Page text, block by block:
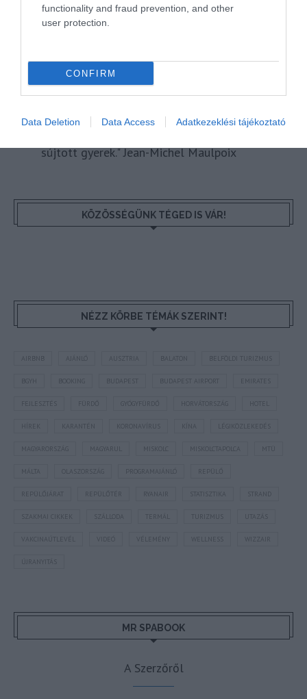
functionality and fraud prevention, and other
user protection.
CONFIRM
Data Deletion Data Access Adatkezeklési tájékoztató
sújtott gyerek." Jean-Michel Maulpoix
KÖZÖSSÉGÜNK TÉGED IS VÁR!
NÉZZ KÖRBE TÉMÁK SZERINT!
AUSZTRIA BALATON BELFÖLDI TURIZMUS
BUDAPEST BUDAPEST AIRPORT EMIRATES
FEJLESZTÉS HORVÁTORSZÁG HOTEL
KARANTÉN LÉGIKÖZLEKEDÉS
MAGYARORSZÁG MISKOLCTAPOLCA MTÜ
MÁLTA OLASZORSZÁG
REPÜLŐJÁRAT REPÜLŐTÉR STATISZTIKA STRAND
SZAKMAI CIKKEK SZÁLLODA TERMÁL TURIZMUS UTAZÁS
VAKCINAÚTLEVÉL WIZZAIR
ÚJRANYITÁS
MR SPABOOK
A Szerzőről